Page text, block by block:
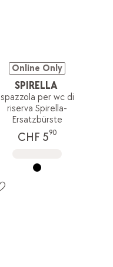
Online Only
SPIRELLA
spazzola per wc di
riserva Spirella-
Ersatzbürste
CHF 590